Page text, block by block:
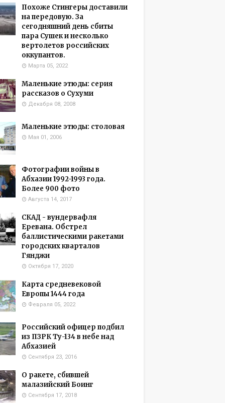
Похоже Стингеры доставили
на передовую. За
сегодняшний день сбиты
пара Сушек и несколько
вертолетов российских
оккупантов.
Марта 05, 2022
Маленькие этюды: серия
рассказов о Сухуми
Декабря 08, 2008
Маленькие этюды: столовая
Мая 01, 2006
Фотографии войны в
Абхазии 1992-1993 года.
Более 900 фото
Августа 14, 2017
СКАД - вундервафля
Еревана. Обстрел
баллистическими ракетами
городских кварталов
Гянджи
Октября 17, 2020
Карта средневековой
Европы 1444 года
Февраля 05, 2022
Российский офицер подбил
из ПЗРК Ту-134 в небе над
Абхазией
Сентября 23, 2016
О ракете, сбившей
малазийский Боинг
Сентября 17, 2018